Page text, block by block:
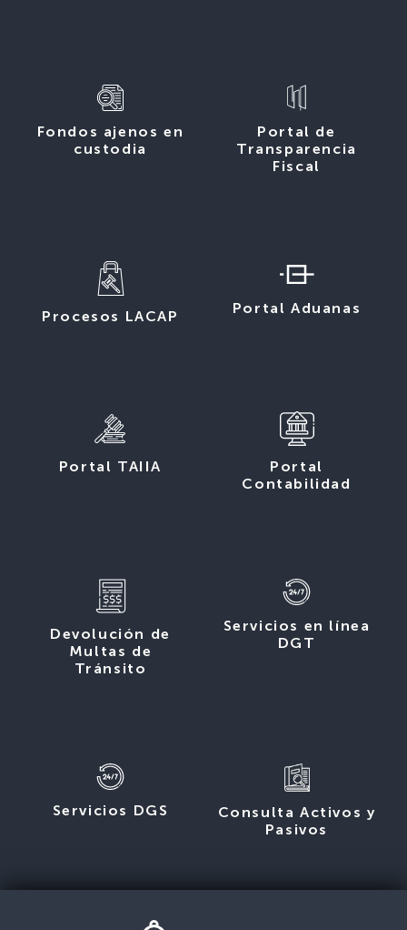
Fondos ajenos en
custodia
Portal de
Transparencia
Fiscal
Procesos LACAP
Portal Aduanas
Portal TAIIA
Portal
Contabilidad
Devolución de
Multas de
Tránsito
Servicios en línea
DGT
Servicios DGS
Consulta Activos y
Pasivos